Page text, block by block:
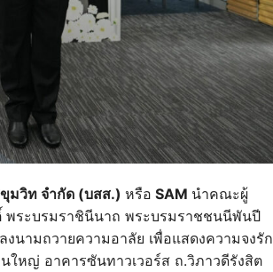
มวิท จำกัด (บสส.) หรือ SAM นำคณะผู้
พระบรมราชินีนาถ พระบรมราชชนนีพันปี
นามถวายความอาลัย เพื่อแสดงความจงรัก
หญ่ อาคารซันทาวเวอร์ส ถ.วิภาวดีรังสิต